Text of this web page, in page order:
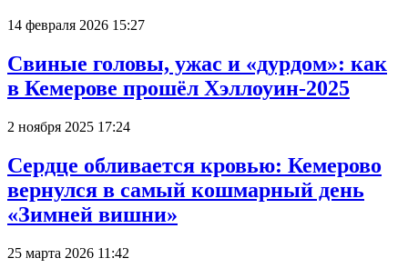
14 февраля 2026 15:27
Свиные головы, ужас и «дурдом»: как
в Кемерове прошёл Хэллоуин-2025
2 ноября 2025 17:24
Сердце обливается кровью: Кемерово
вернулся в самый кошмарный день
«Зимней вишни»
25 марта 2026 11:42